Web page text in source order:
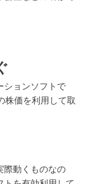
ションソフトで
株価を利用して取
際動くものなの